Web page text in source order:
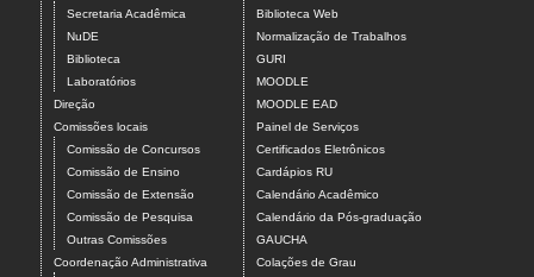
Secretaria Acadêmica
NuDE
Biblioteca
Laboratórios
Direção
Comissões locais
Comissão de Concursos
Comissão de Ensino
Comissão de Extensão
Comissão de Pesquisa
Outras Comissões
Coordenação Administrativa
Biblioteca Web
Normalização de Trabalhos
GURI
MOODLE
MOODLE EAD
Painel de Serviços
Certificados Eletrônicos
Cardápios RU
Calendário Acadêmico
Calendário da Pós-graduação
GAUCHA
Colações de Grau